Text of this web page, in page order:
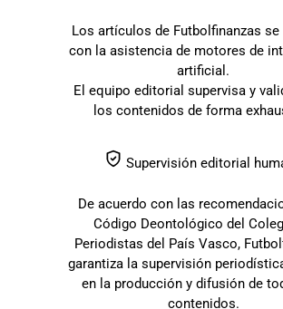
Los artículos de Futbolfinanzas se
con la asistencia de motores de
artificial.
El equipo editorial supervisa y
los contenidos de forma
Supervisión editorial
De acuerdo con las
Código Deontológico del
Periodistas del País Vasco,
garantiza la supervisión
en la producción y difusión de
contenidos.